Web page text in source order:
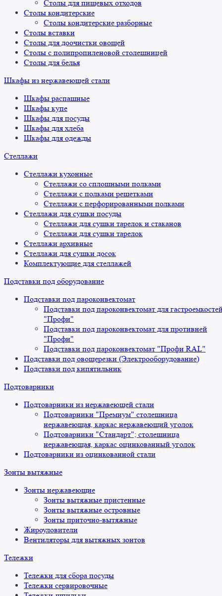
Столы для пищевых отходов
Столы кондитерские
Столы кондитерские разборные
Столы вставки
Столы для доочистки овощей
Столы с полипропиленовой столешницей
Столы для белья
Шкафы из нержавеющей стали
Шкафы распашные
Шкафы купе
Шкафы для посуды
Шкафы для хлеба
Шкафы для одежды
Стеллажи
Стеллажи кухонные
Стеллажи со сплошными полками
Стеллажи с полками решетками
Стеллажи с перфорированными полками
Стеллажи для сушки посуды
Стеллажи для сушки тарелок и стаканов
Стеллажи для сушки тарелок
Стеллажи архивные
Стеллажи для сушки досок
Комплектующие для стеллажей
Подставки под оборудование
Подставки под пароконвектомат
Подставки под пароконвектомат для
"Профи"
Подставки под пароконвектомат для противней
"Профи"
Подставки под пароконвектомат "Профи RAL"
Подставки под овощерезки (Электрооборудование)
Подставки под кипятильник
Подтоварники
Подтоварники из нержавеющей стали
Подтоварники "Премиум" столешница
нержавеющая, каркас нержавеющий уголок
Подтоварники "Стандарт"; столешница
нержавеющая, каркас оцинкованный уголок
Подтоварники из оцинкованной стали
Зонты вытяжные
Зонты нержавеющие
Зонты вытяжные пристенные
Зонты вытяжные островные
Зонты приточно-вытяжные
Жироуловители
Вентиляторы для вытяжных зонтов
Тележки
Тележки для сбора посуды
Тележки сервировочные